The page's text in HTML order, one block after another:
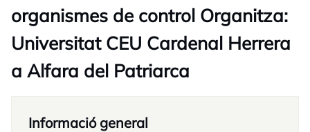
organismes de control Organitza:
Universitat CEU Cardenal Herrera
a Alfara del Patriarca
Informació general